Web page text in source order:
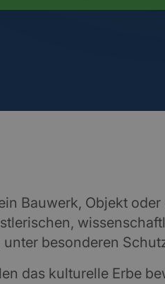
Bauwerk, Objekt
besonderen
das kulturelle Erbe